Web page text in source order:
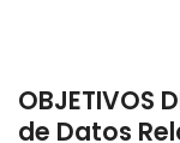
OBJETIVOS
de Datos